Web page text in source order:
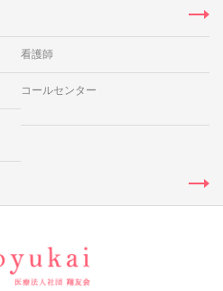
看護師
コールセンター